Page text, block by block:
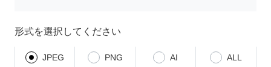
形式を選択してください
JPEG PNG AI ALL